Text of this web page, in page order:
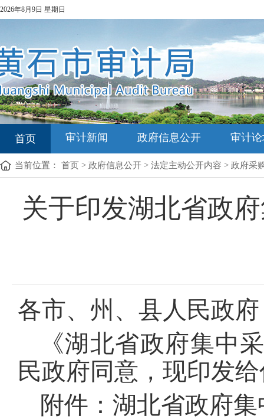
2026年8月9日 星期日
首页 审计新闻 政府信息公开 审计
当前位置： 首页 > 政府信息公开 > 法定主动公开内容 > 政府采
关于印发湖北省政
各市、州、县人民政
《湖北省政府集中
民政府同意，现印发
附件：湖北省政府